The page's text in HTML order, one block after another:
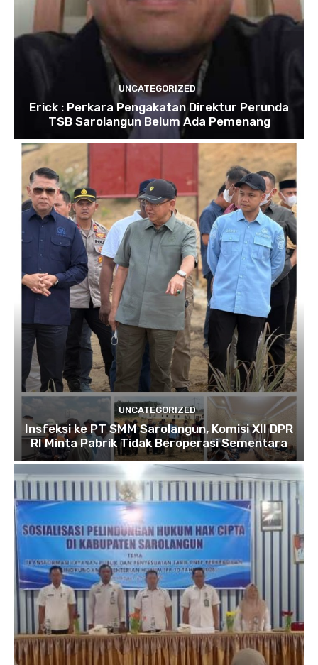
UNCATEGORIZED
Erick : Perkara Pengakatan Direktur Perunda
TSB Sarolangun Belum Ada Pemenang
UNCATEGORIZED
Insfeksi ke PT SMM Sarolangun, Komisi XII DPR
RI Minta Pabrik Tidak Beroperasi Sementara